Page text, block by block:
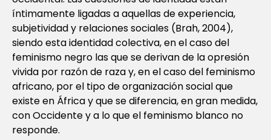
íntimamente ligadas a aquellas de experiencia,
subjetividad y relaciones sociales (Brah, 2004),
siendo esta identidad colectiva, en el caso del
feminismo negro las que se derivan de la opresión
vivida por razón de raza y, en el caso del feminismo
africano, por el tipo de organización social que
existe en África y que se diferencia, en gran medida,
con Occidente y a lo que el feminismo blanco no
responde.